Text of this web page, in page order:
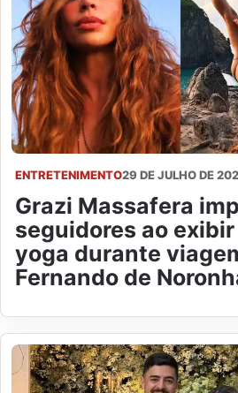
ENTRETENIMENTO29 DE JULHO DE
Grazi Massafera
seguidores ao
yoga durante
Fernando de